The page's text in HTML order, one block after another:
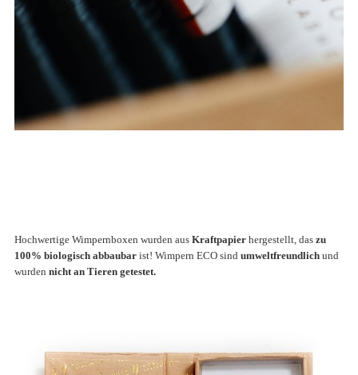
Hochwertige Wimpernboxen wurden aus Kraftpapier hergestellt, das zu
100% biologisch abbaubar ist! Wimpern ECO sind umweltfreundlich und
wurden nicht an Tieren getestet.